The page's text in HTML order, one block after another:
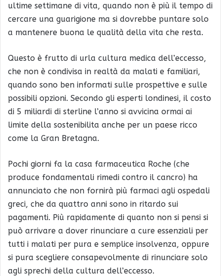
ultime settimane di vita, quando non è più il tempo di
cercare una guarigione ma si dovrebbe puntare solo
a mantenere buona le qualità della vita che resta.
Questo è frutto di urla cultura medica dell’eccesso,
che non è condivisa in realtà da malati e familiari,
quando sono ben informati sulle prospettive e sulle
possibili opzioni. Secondo gli esperti londinesi, il costo
di 5 miliardi di sterline l’anno si avvicina ormai ai
limite della sostenibilita anche per un paese ricco
come la Gran Bretagna.
Pochi giorni fa la casa farmaceutica Roche (che
produce fondamentali rimedi contro il cancro) ha
annunciato che non fornirà più farmaci agli ospedali
greci, che da quattro anni sono in ritardo sui
pagamenti. Più rapidamente di quanto non si pensi si
può arrivare a dover rinunciare a cure essenziali per
tutti i malati per pura e semplice insolvenza, oppure
si pura scegliere consapevolmente di rinunciare solo
agli sprechi della cultura dell’eccesso.